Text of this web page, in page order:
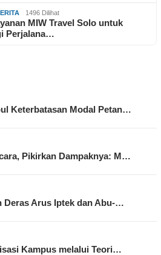
1496 Dilihat
MIW Travel Solo untuk
Perjalana…
Keterbatasan Modal Petan…
Pikirkan Dampaknya: M…
Deras Arus Iptek dan Abu-…
Kampus melalui Teori…